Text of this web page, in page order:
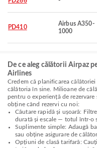
PD410
Airbus A350-
1000
De ce aleg călătorii Airpaz
Airlines
Credem că planificarea
călătoria în sine. Milioane de
pentru o experiență de
obține când rezervi cu noi:
Căutare rapidă și ușoară:
durată și escale — totul într-o
Suplimente simple: Adaugă
sau obține asigurare de
Opțiuni de clasă tarifară: